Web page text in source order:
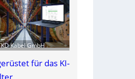
Kabel GmbH
für das KI-